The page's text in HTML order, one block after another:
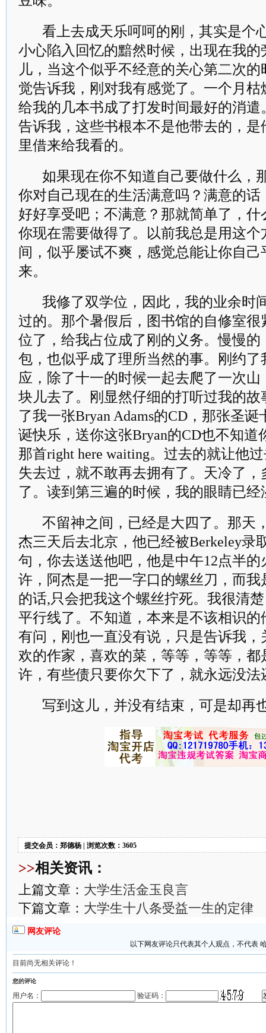
看上去成天乐呵呵的刚，其实是个
小心陷入回忆的黯然时候，出现在我
儿，当这个似乎不经意的关心第二次
觉告诉我，刚对我有感觉了。一个月
给我的几本书成了打发时间最好的消
告诉我，这些书根本不是他带去的，
里借来给我看的。
如果现在你不知道自己要做什么，
你对自己现在的生活满意吗？满意的
好好享受吧；不满意？那就简单了，
你现在需要做得了。以前我总是用这
间，似乎屡试不爽，感觉总能让你自
来。
我修了双学位，因此，我的业余时
过的。那个暑假后，图书馆的自修室
位了，给我占位成了刚的义务。慢慢
包，也似乎成了理所当然的事。刚约
应，除了十一的时候一起去爬了一次
块儿去了。刚显然仔细的打听过我的
了我一张Bryan Adams的CD，那张圣
诞快乐，送你这张Bryan的CD也不知道
那首right here waiting。过去的就让他
失去过，就不敢再去拥有了。天冷了
了。读到第三遍的时候，我的眼睛已经
不留神之间，已经是大四了。那天
杰三天后去北京，他已经被Berkeley录
句，你去送送他吧，他是中午12点半
许，阿杰是一把一字口的螺丝刀，而
的话,只会把我这个螺丝拧死。我很清
平行线了。不知道，本来是不该相识
有问，刚也一直没有说，只是告诉我
欢的作家，喜欢的菜，等等，等等，
许，有些债只要你欠下了，就永远没法
写到这儿，并没有结束，可是却
提交会员：郑德杨 | 浏览次数：3605
>>相关资讯：
上篇文章： 大学生活金玉良言
下篇文章： 大学生十八条受益一生的定律
网友评论
以下网友评论只代表其个人观点，不代表
目前尚无相关评论！
您的评论
用户名： 验证码：